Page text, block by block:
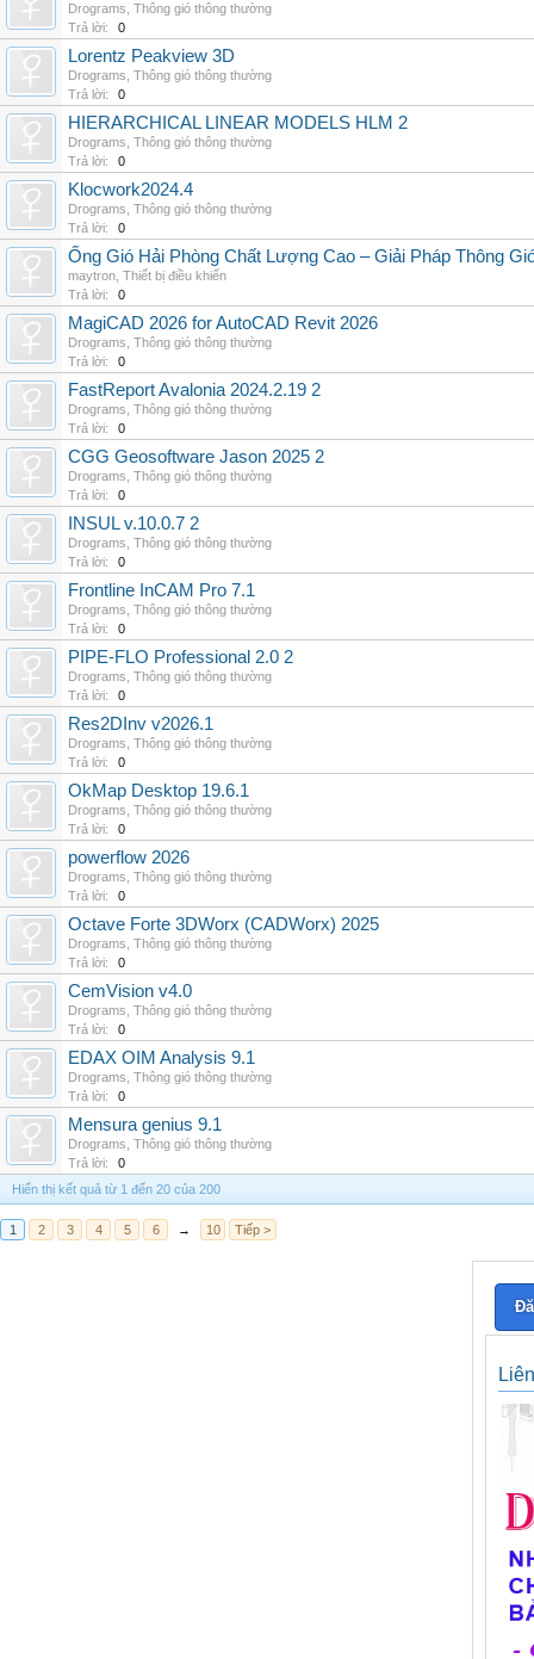
Drograms Thông gió thông thường
Trả lời:
0
Lorentz Peakview 3D
Drograms Thông gió thông thường
Trả lời:
0
HIERARCHICAL LINEAR MODELS HLM 2
Drograms Thông gió thông thường
Trả lời:
0
Klocwork2024.4
Drograms Thông gió thông thường
Trả lời:
0
Ống Gió Hải Phòng Chất Lượng Cao – Giải Pháp Thông
maytron Thiết bị điều khiển
Trả lời:
0
MagiCAD 2026 for AutoCAD Revit 2026
Drograms Thông gió thông thường
Trả lời:
0
FastReport Avalonia 2024.2.19 2
Drograms Thông gió thông thường
Trả lời:
0
CGG Geosoftware Jason 2025 2
Drograms Thông gió thông thường
Trả lời:
0
INSUL v.10.0.7 2
Drograms Thông gió thông thường
Trả lời:
0
Frontline InCAM Pro 7.1
Drograms Thông gió thông thường
Trả lời:
0
PIPE-FLO Professional 2.0 2
Drograms Thông gió thông thường
Trả lời:
0
Res2DInv v2026.1
Drograms Thông gió thông thường
Trả lời:
0
OkMap Desktop 19.6.1
Drograms Thông gió thông thường
Trả lời:
0
powerflow 2026
Drograms Thông gió thông thường
Trả lời:
0
Octave Forte 3DWorx (CADWorx) 2025
Drograms Thông gió thông thường
Trả lời:
0
CemVision v4.0
Drograms Thông gió thông thường
Trả lời:
0
EDAX OIM Analysis 9.1
Drograms Thông gió thông thường
Trả lời:
0
Mensura genius 9.1
Drograms Thông gió thông thường
Trả lời:
0
Hiển thị kết quả từ 1 đến 20 của 200
1 2 3 4 5 6 → 10 Tiếp >